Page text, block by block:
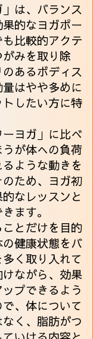
は、バランス
的なヨガポー
比較的アクテ
みを取り除
あるボディス
はやや多めに
したい方に特
ヨガ」に比べ
が体への負荷
ような動きを
ため、ヨガ初
なレッスンと
ます。
とだけを目的
健康状態をバ
く取り入れて
ながら、効果
プできるよう
、体について
く、脂肪がつ